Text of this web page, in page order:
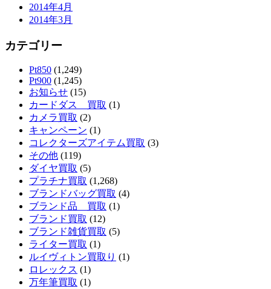
2014年4月
2014年3月
カテゴリー
Pt850 (1,249)
Pt900 (1,245)
お知らせ (15)
カードダス 買取 (1)
カメラ買取 (2)
キャンペーン (1)
コレクターズアイテム買取 (3)
その他 (119)
ダイヤ買取 (5)
プラチナ買取 (1,268)
ブランドバッグ買取 (4)
ブランド品 買取 (1)
ブランド買取 (12)
ブランド雑貨買取 (5)
ライター買取 (1)
ルイヴィトン買取り (1)
ロレックス (1)
万年筆買取 (1)